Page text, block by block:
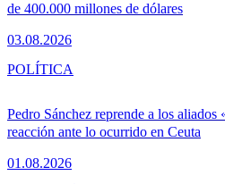
de 400.000 millones de dólares
03.08.2026
Pedro Sánchez reprende a los aliados
reacción ante lo ocurrido en Ceuta
01.08.2026
POLÍTICA